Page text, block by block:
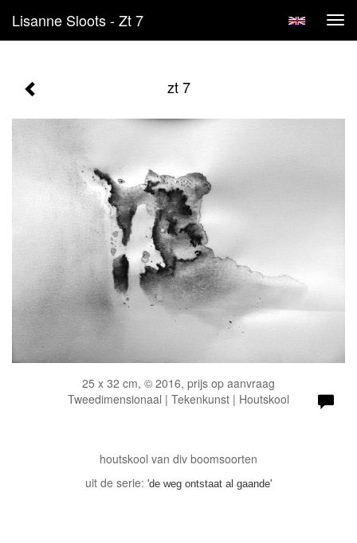
Lisanne Sloots - Zt 7
zt 7
25 x 32 cm, © 2016, prijs op aanvraag
Tweedimensionaal | Tekenkunst | Houtskool
houtskool van div boomsoorten
uit de serie: 'de weg ontstaat al gaande'